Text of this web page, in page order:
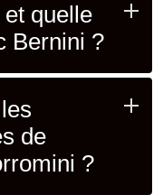
quelle
Bernini ?
de
?